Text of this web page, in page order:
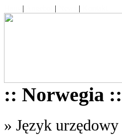
| | |
:: Norwegia ::
» Język